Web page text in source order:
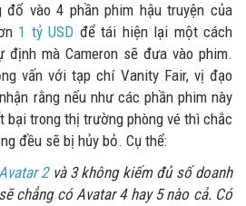
vào 4 phần phim hậu truyện của
1 tỷ USD để tái hiện lại một cách
định mà Cameron sẽ đưa vào phim.
vấn với tạp chí Vanity Fair, vị đạo
rằng nếu như các phần phim này
bại trong thị trường phòng vé thì chắc
đều sẽ bị hủy bỏ. Cụ thể:
2và 3 không kiếm đủ số doanh
chẳng có Avatar 4 hay 5 nào cả. Có